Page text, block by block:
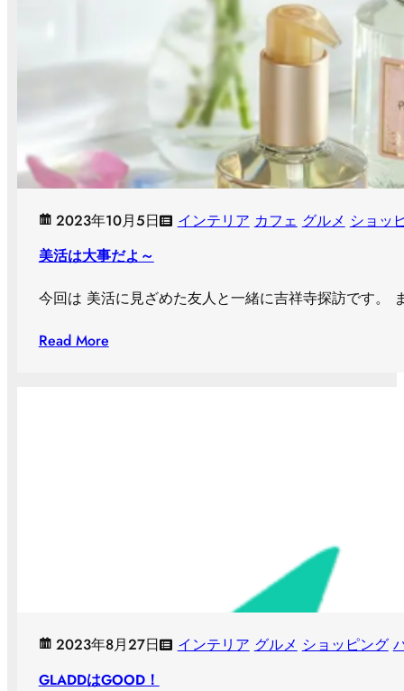
2023年10月5日 インテリア カフェ グルメ ショッ
美活は大事だよ～
今回は 美活に見ざめた友人と一緒に吉祥寺探訪です
Read More
2023年8月27日 インテリア グルメ ショッピング
GLADDはGOOD！